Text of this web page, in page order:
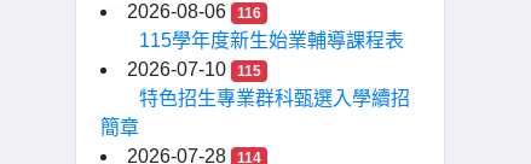
2026-08-06
116
115學年度新生始業輔導課程表
2026-07-10
115
特色招生專業群科甄選入學續招
簡章
2026-07-28
114